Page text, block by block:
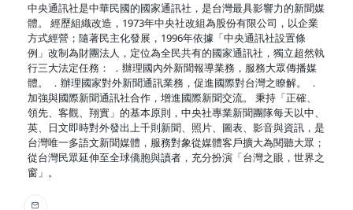
中央通訊社是中華民國的國家通訊社，是台灣最具影響力的新聞媒
體。 經歷組織改造，1973年中央社改組為股份有限公司，以企業
方式經營；隨著民主化發展，1996年依據「中央通訊社設置條
例」改制為財團法人，定位為全民共有的國家通訊社，獨立超然執
行三大法定任務： ．辦理國內外新聞報導業務，服務大眾傳播媒
體。 ．辦理國家對外新聞通訊業務，促進國際對台灣之瞭解。 ．
加強與國際新聞通訊社合作，增進國際新聞交流。 秉持「正確、
領先、客觀、翔實」的基本原則，中央社專業新聞團隊每天以中、
英、日文即時對外發出上千則新聞、照片、圖表、影音與資訊，是
台灣唯一多語文新聞媒體，服務對象從媒體客戶擴大為閱聽大眾；
從台灣民眾延伸至全球僑胞與讀者，充分扮演「台灣之眼，世界之
窗」。